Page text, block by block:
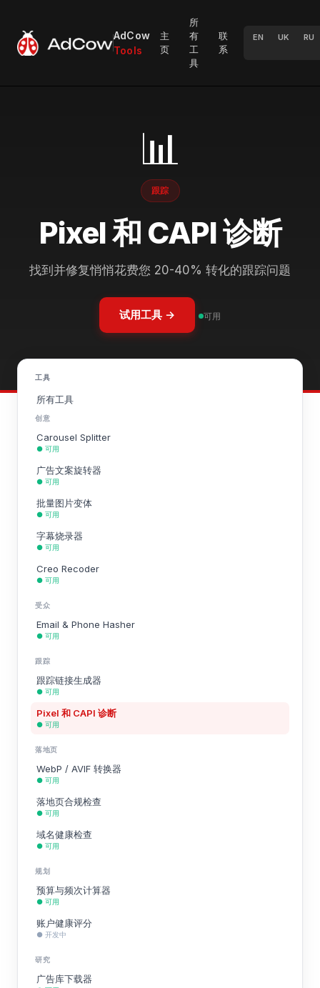
AdCow
Tools
主
页
所
有
工
具
联
系
EN UK RU
📊
跟踪
Pixel 和 CAPI 诊断
找到并修复悄悄花费您 20-40% 转化的跟踪问题
试用工具 → 可用
工具
所有工具
创意
Carousel Splitter
● 可用
广告文案旋转器
● 可用
批量图片变体
● 可用
字幕烧录器
● 可用
Creo Recoder
● 可用
受众
Email & Phone Hasher
● 可用
跟踪
跟踪链接生成器
● 可用
Pixel 和 CAPI 诊断
● 可用
落地页
WebP / AVIF 转换器
● 可用
落地页合规检查
● 可用
域名健康检查
● 可用
规划
预算与频次计算器
● 可用
账户健康评分
● 开发中
研究
广告库下载器